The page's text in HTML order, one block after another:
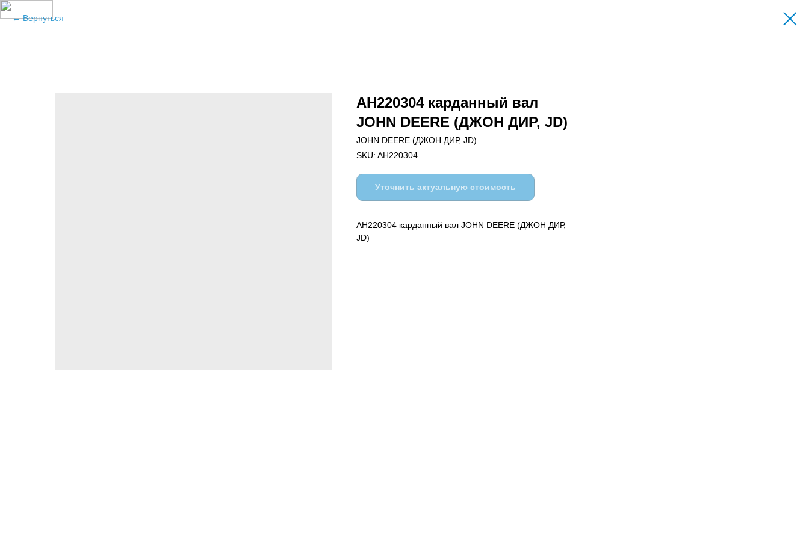
Вернуться
AH220304 карданный вал
JOHN DEERE (ДЖОН ДИР, JD)
JOHN DEERE (ДЖОН ДИР, JD)
SKU: AH220304
Уточнить актуальную стоимость
AH220304 карданный вал JOHN DEERE (ДЖОН ДИР,
JD)